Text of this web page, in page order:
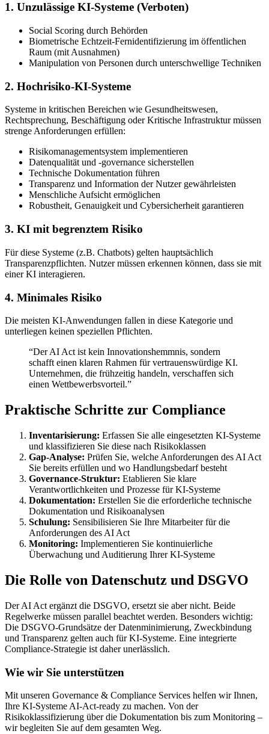
1. Unzulässige KI-Systeme (Verboten)
Social Scoring durch Behörden
Biometrische Echtzeit-Fernidentifizierung im öffentlichen
Raum (mit Ausnahmen)
Manipulation von Personen durch unterschwellige Techniken
2. Hochrisiko-KI-Systeme
Systeme in kritischen Bereichen wie Gesundheitswesen,
Rechtsprechung, Beschäftigung oder Kritische Infrastruktur müssen
strenge Anforderungen erfüllen:
Risikomanagementsystem implementieren
Datenqualität und -governance sicherstellen
Technische Dokumentation führen
Transparenz und Information der Nutzer gewährleisten
Menschliche Aufsicht ermöglichen
Robustheit, Genauigkeit und Cybersicherheit garantieren
3. KI mit begrenztem Risiko
Für diese Systeme (z.B. Chatbots) gelten hauptsächlich
Transparenzpflichten. Nutzer müssen erkennen können, dass sie mit
einer KI interagieren.
4. Minimales Risiko
Die meisten KI-Anwendungen fallen in diese Kategorie und
unterliegen keinen speziellen Pflichten.
“Der AI Act ist kein Innovationshemmnis, sondern
schafft einen klaren Rahmen für vertrauenswürdige KI.
Unternehmen, die frühzeitig handeln, verschaffen sich
einen Wettbewerbsvorteil.”
Praktische Schritte zur Compliance
Inventarisierung: Erfassen Sie alle eingesetzten KI-Systeme
und klassifizieren Sie diese nach Risikoklassen
Gap-Analyse: Prüfen Sie, welche Anforderungen des AI Act
Sie bereits erfüllen und wo Handlungsbedarf besteht
Governance-Struktur: Etablieren Sie klare
Verantwortlichkeiten und Prozesse für KI-Systeme
Dokumentation: Erstellen Sie die erforderliche technische
Dokumentation und Risikoanalysen
Schulung: Sensibilisieren Sie Ihre Mitarbeiter für die
Anforderungen des AI Act
Monitoring: Implementieren Sie kontinuierliche
Überwachung und Auditierung Ihrer KI-Systeme
Die Rolle von Datenschutz und DSGVO
Der AI Act ergänzt die DSGVO, ersetzt sie aber nicht. Beide
Regelwerke müssen parallel beachtet werden. Besonders wichtig:
Die DSGVO-Grundsätze der Datenminimierung, Zweckbindung
und Transparenz gelten auch für KI-Systeme. Eine integrierte
Compliance-Strategie ist daher unerlässlich.
Wie wir Sie unterstützen
Mit unseren Governance & Compliance Services helfen wir Ihnen,
Ihre KI-Systeme AI-Act-ready zu machen. Von der
Risikoklassifizierung über die Dokumentation bis zum Monitoring –
wir begleiten Sie auf dem gesamten Weg.